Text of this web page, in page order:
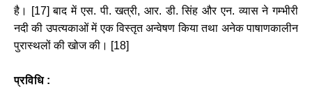
है।
[17]बाद में एस.पी.खत्री,आर.डी.सिंह और एन.व्यास ने गम्भीरी
नदी की उपत्यकाओं में एक विस्तृत अन्वेषण किया तथा अनेक पाषाणकालीन
पुरास्थलों की खोज की। [18]
प्रविधि: